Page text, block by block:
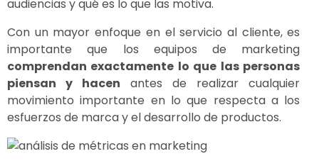
audiencias y qué es lo que las motiva.
Con un mayor enfoque en el servicio al cliente, es
importante que los equipos de marketing
comprendan exactamente lo que las personas
piensan y hacen antes de realizar cualquier
movimiento importante en lo que respecta a los
esfuerzos de marca y el desarrollo de productos.